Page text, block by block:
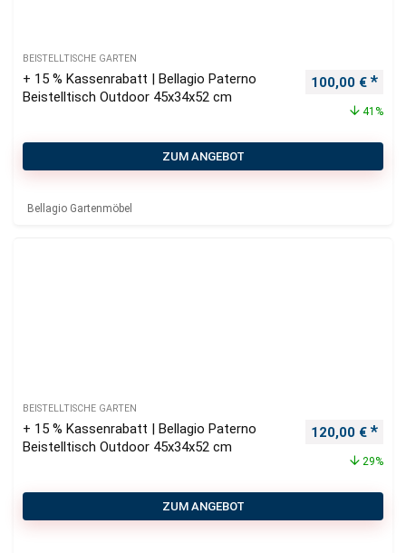
BEISTELLTISCHE GARTEN
+ 15 % Kassenrabatt | Bellagio Paterno
Beistelltisch Outdoor 45x34x52 cm
100,00 €
41%
ZUM ANGEBOT
Bellagio Gartenmöbel
BEISTELLTISCHE GARTEN
+ 15 % Kassenrabatt | Bellagio Paterno
Beistelltisch Outdoor 45x34x52 cm
120,00 €
29%
ZUM ANGEBOT